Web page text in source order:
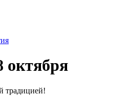
октября
традицией!